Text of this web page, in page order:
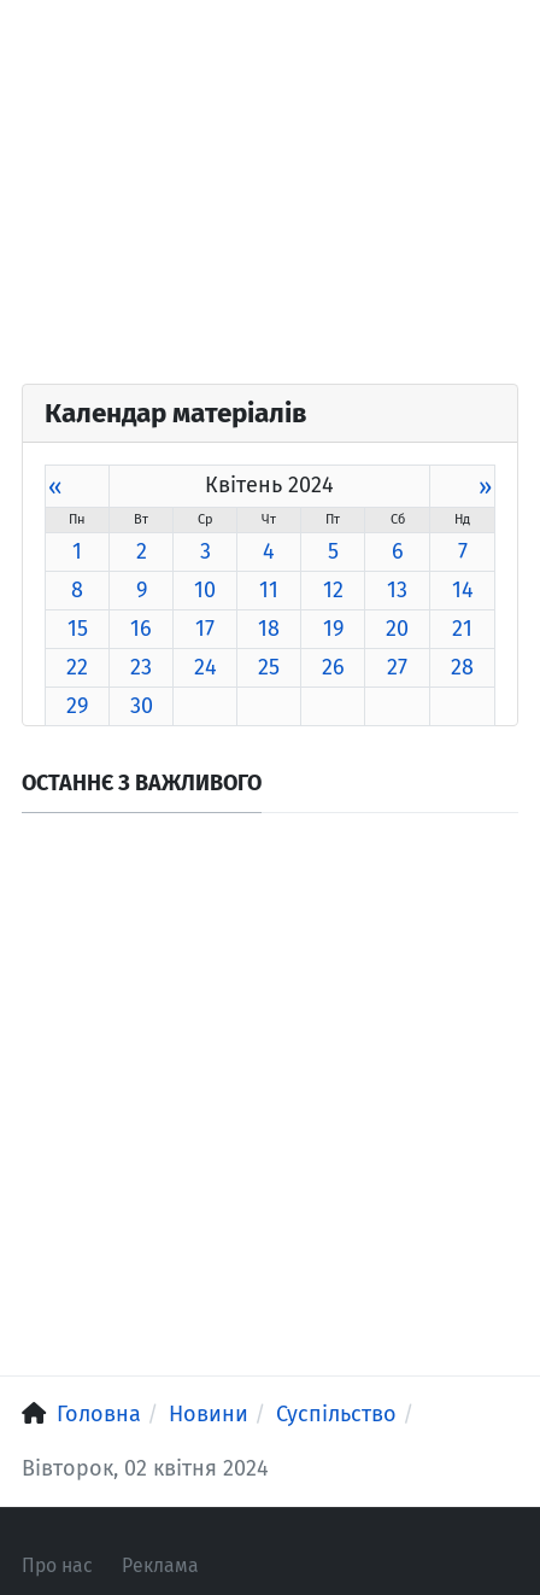
Календар матеріалів
« Квітень 2024 »
Пн Вт Ср Чт Пт Сб Нд
1 2 3 4 5 6
7
8
9 10 11 12 13
14
15
16 17 18 19 20
21
22
23 24 25 26 27
28
29
30
ОСТАННЄ З ВАЖЛИВОГО
Головна Новини Суспільство
Вівторок, 02 квітня 2024
Про нас Реклама